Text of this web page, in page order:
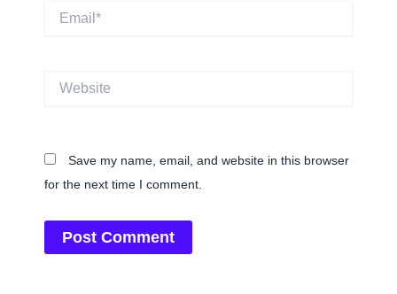
Email*
Save my name, email, and website in this browser
for the next time I comment.